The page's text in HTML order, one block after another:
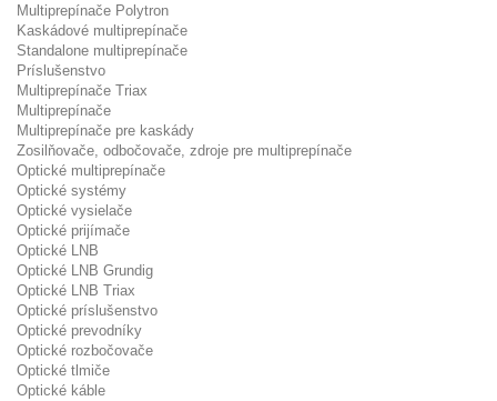
Multiprepínače Polytron
Kaskádové multiprepínače
Standalone multiprepínače
Príslušenstvo
Multiprepínače Triax
Multiprepínače
Multiprepínače pre kaskády
Zosilňovače, odbočovače, zdroje pre multiprepínače
Optické multiprepínače
Optické systémy
Optické vysielače
Optické prijímače
Optické LNB
Optické LNB Grundig
Optické LNB Triax
Optické príslušenstvo
Optické prevodníky
Optické rozbočovače
Optické tlmiče
Optické káble